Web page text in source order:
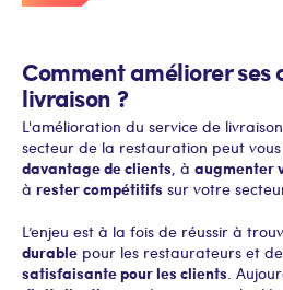
Comment améliorer ses
livraison ?
L'amélioration du service de
secteur de la restauration peut
davantage de clients , à augmenter
à rester compétitifs sur votre
L’enjeu est à la fois de réussir à
durable pour les restaurateurs et
satisfaisante pour les clients .